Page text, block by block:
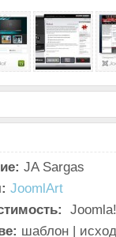
JA Sargas
JoomlArt
шаблон |